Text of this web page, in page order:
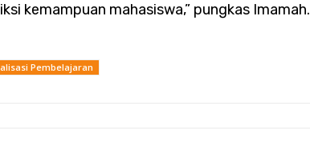
kemampuan mahasiswa,” pungkas Imamah.
Pembelajaran